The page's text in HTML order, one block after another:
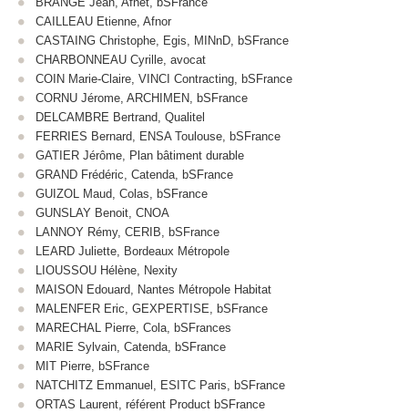
CAILLEAU Etienne, Afnor
CASTAING Christophe, Egis, MINnD, bSFrance
CHARBONNEAU Cyrille, avocat
COIN Marie-Claire, VINCI Contracting, bSFrance
CORNU Jérome, ARCHIMEN, bSFrance
DELCAMBRE Bertrand, Qualitel
FERRIES Bernard, ENSA Toulouse, bSFrance
GATIER Jérôme, Plan bâtiment durable
GRAND Frédéric, Catenda, bSFrance
GUIZOL Maud, Colas, bSFrance
GUNSLAY Benoit, CNOA
LANNOY Rémy, CERIB, bSFrance
LEARD Juliette, Bordeaux Métropole
LIOUSSOU Hélène, Nexity
MAISON Edouard, Nantes Métropole Habitat
MALENFER Eric, GEXPERTISE, bSFrance
MARECHAL Pierre, Cola, bSFrances
MARIE Sylvain, Catenda, bSFrance
MIT Pierre, bSFrance
NATCHITZ Emmanuel, ESITC Paris, bSFrance
ORTAS Laurent, référent Product bSFrance